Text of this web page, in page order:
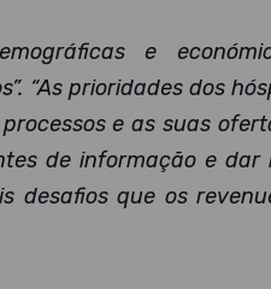
e
“As prioridades dos
e as suas
de informação e dar
desafios que os